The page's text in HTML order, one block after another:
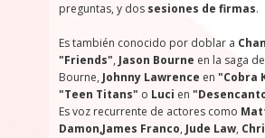
preguntas, y dos sesiones de firmas.
Es también conocido por doblar a
"Friends", Jason Bourne en la saga
Bourne, Johnny Lawrence en "Cobra
"Teen Titans" o Luci en
Es voz recurrente de actores como
Damon,James Franco, Jude Law,